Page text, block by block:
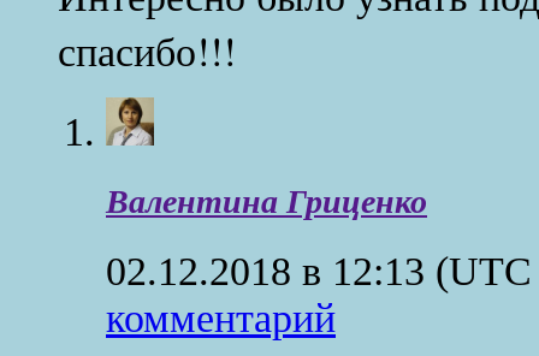
спасибо!!!
Валентина Гриценко
02.12.2018 в 12:13
комментарий